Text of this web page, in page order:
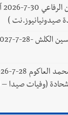
صيدونيانيوز.نت )
(وفيات صيدا –